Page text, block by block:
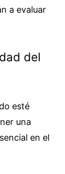
a evaluar
del
esté
una
en el